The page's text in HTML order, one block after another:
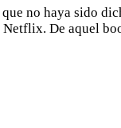
no haya sido
De aquel